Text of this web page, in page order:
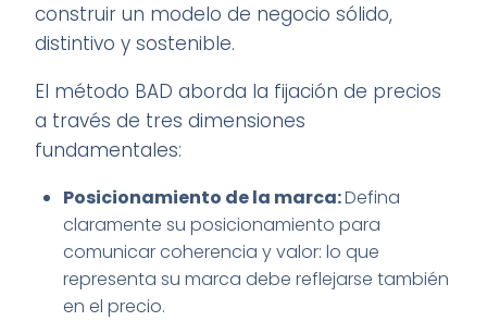
construir un modelo de negocio sólido,
distintivo y sostenible.
El método BAD aborda la fijación de precios
a través de tres dimensiones
fundamentales:
Posicionamiento de la marca:Defina
claramente su posicionamiento para
comunicar coherencia y valor: lo que
representa su marca debe reflejarse también
en el precio.